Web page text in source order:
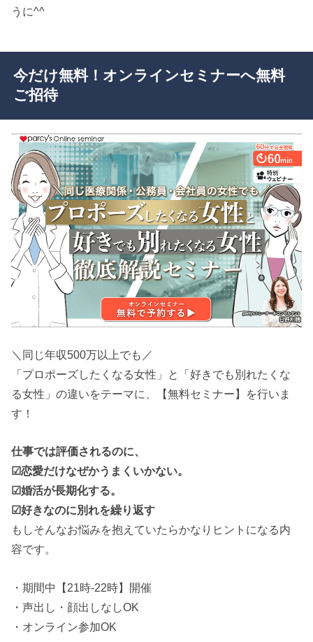
うに^^
今だけ無料！オンラインセミナーへ無料
ご招待
＼同じ年収500万以上でも／
「プロポーズしたくなる女性」と「好きでも別れたくな
る女性」の違いをテーマに、【無料セミナー】を行いま
す！
仕事では評価されるのに、
☑恋愛だけなぜかうまくいかない。
☑婚活が長期化する。
☑好きなのに別れを繰り返す
もしそんなお悩みを抱えていたらかなりヒントになる内
容です。
・期間中【21時-22時】開催
・声出し・顔出しなしOK
・オンライン参加OK